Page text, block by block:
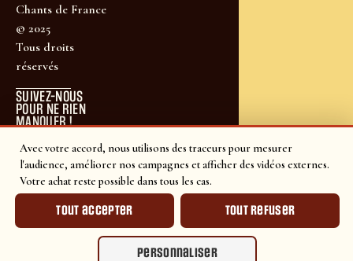
Avec votre accord, nous utilisons des traceurs pour mesurer
l'audience, améliorer nos campagnes et afficher des vidéos externes.
Votre achat reste possible dans tous les cas.
Tout accepter Tout refuser
Personnaliser
Chants de France
© 2025
Tous droits
réservés
SUIVEZ-NOUS
POUR NE RIEN
MANQUER !